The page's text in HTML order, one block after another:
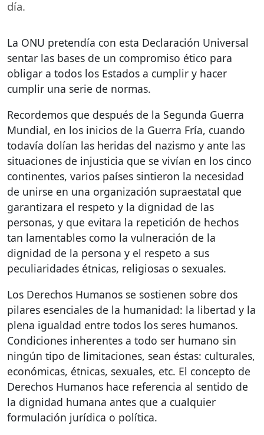
día.
La ONU pretendía con esta Declaración Universal
sentar las bases de un compromiso ético para
obligar a todos los Estados a cumplir y hacer
cumplir una serie de normas.
Recordemos que después de la Segunda Guerra
Mundial, en los inicios de la Guerra Fría, cuando
todavía dolían las heridas del nazismo y ante las
situaciones de injusticia que se vivían en los cinco
continentes, varios países sintieron la necesidad
de unirse en una organización supraestatal que
garantizara el respeto y la dignidad de las
personas, y que evitara la repetición de hechos
tan lamentables como la vulneración de la
dignidad de la persona y el respeto a sus
peculiaridades étnicas, religiosas o sexuales.
Los Derechos Humanos se sostienen sobre dos
pilares esenciales de la humanidad: la libertad y la
plena igualdad entre todos los seres humanos.
Condiciones inherentes a todo ser humano sin
ningún tipo de limitaciones, sean éstas: culturales,
económicas, étnicas, sexuales, etc. El concepto de
Derechos Humanos hace referencia al sentido de
la dignidad humana antes que a cualquier
formulación jurídica o política.